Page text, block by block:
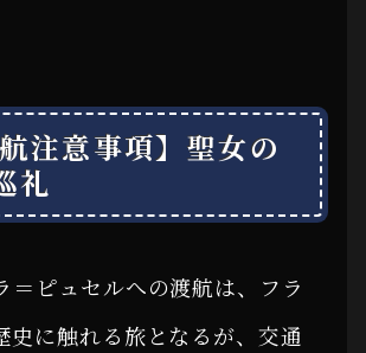
注意事項】聖女の
礼
＝ピュセルへの渡航は、フラ
史に触れる旅となるが、交通